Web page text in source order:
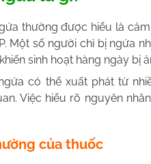
thường được hiểu là
Một số người chỉ bị ngứa
sinh hoạt hàng ngày bị
có thể xuất phát từ
Việc hiểu rõ nguyên
của thuốc